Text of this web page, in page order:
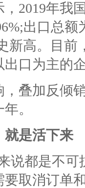
2019年我
出口总额
新高。目
口为主的
叠加反倾
。
就是活下来
说都是不
取消订单